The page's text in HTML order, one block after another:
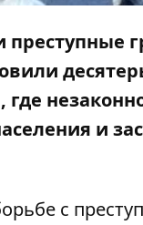
преступные
и
с